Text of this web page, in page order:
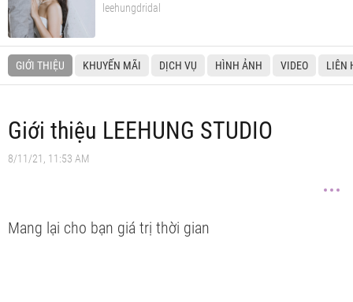
leehungdridal
GIỚI THIỆU KHUYẾN MÃI DỊCH VỤ HÌNH ẢNH VIDEO LIÊN
Giới thiệu LEEHUNG STUDIO
8/11/21, 11:53 AM
Mang lại cho bạn giá trị thời gian